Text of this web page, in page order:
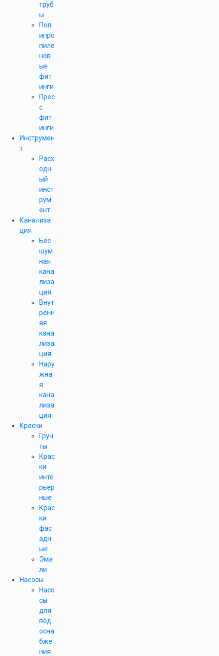
труб
ы
Пол
ипро
пиле
нов
ые
фит
инги
Прес
с
фит
инги
Инструмен
т
Расх
одн
ый
инст
рум
ент
Канализа
ция
Бес
шум
ная
кана
лиза
ция
Внут
ренн
яя
кана
лиза
ция
Нару
жна
я
кана
лиза
ция
Краски
Грун
ты
Крас
ки
инте
рьер
ные
Крас
ки
фас
адн
ые
Эма
ли
Насосы
Насо
сы
для
вод
осна
бже
ния